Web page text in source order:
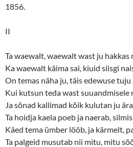
1856.
II
Ta waewalt, waewalt wast ju hakkas
Ka waewalt käima sai, kiuid siisgi
On temas näha ju, täis edewuse
Kui kutsun teda wast suuandmisele
Ja sõnad kallimad kõik kulutan ju
Ta hoidja kaela poeb ja naerab,
Käed tema ümber lööb, ja kärmelt,
Ta palgeid musutab nii mitu, mitu